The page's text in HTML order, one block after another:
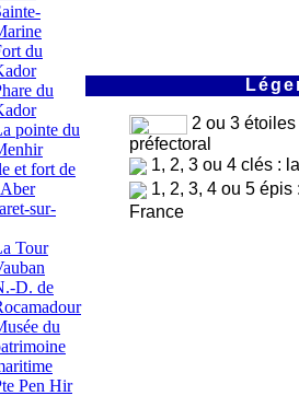
du
du
pointe du
et fort de
sur-
Tour
D. de
du
Pen Hir
2 ou 3
préfectoral
1, 2, 3 ou 4 clés :
1, 2, 3, 4 ou 5
France